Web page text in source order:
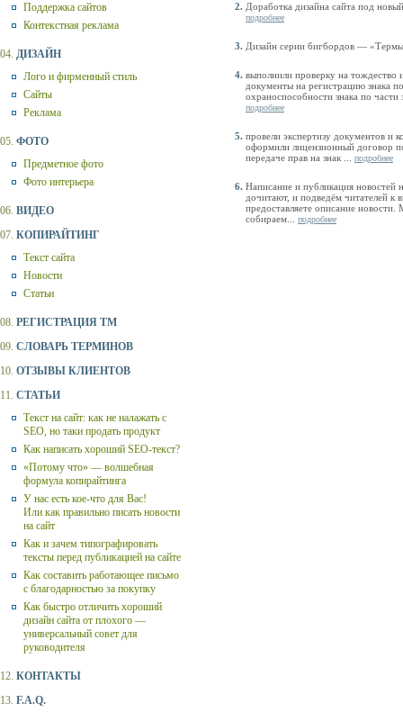
Поддержка сайтов
Контекстная реклама
04. ДИЗАЙН
Лого и фирменный стиль
Сайты
Реклама
05. ФОТО
Предметное фото
Фото интерьера
06. ВИДЕО
07. КОПИРАЙТИНГ
Текст сайта
Новости
Статьи
08. РЕГИСТРАЦИЯ ТМ
09. СЛОВАРЬ ТЕРМИНОВ
10. ОТЗЫВЫ КЛИЕНТОВ
11. СТАТЬИ
Текст на сайт: как не налажать с
SEO, но таки продать продукт
Как написать хороший SEO-текст?
«Потому что» — волшебная
формула копирайтинга
У нас есть кое-что для Вас!
Или как правильно писать новости
на сайт
Как и зачем типографировать
тексты перед публикацией на сайте
Как составить работающее письмо
с благодарностью за покупку
Как быстро отличить хороший
дизайн сайта от плохого —
универсальный совет для
руководителя
12. КОНТАКТЫ
13. F.A.Q.
Доработка дизайна сайта под
подробнее
Дизайн серии бигбордов —
выполнили проверку на тождество
документы на регистрацию знака
охраноспособности знака по
подробнее
провели экспертизу документов и
оформили лицензионный договор
передаче прав на знак ...
подробнее
Написание и публикация новостей
дочитают, и подведём читателей
предоставляете описание
собираем...
подробнее